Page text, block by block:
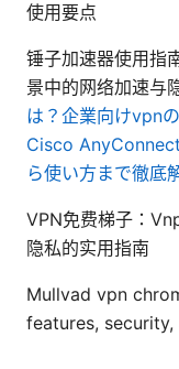
使用要点
锤子加速器使用指
景中的网络加速与
は？企業向けvpn
Cisco
ら使い方まで徹底
VPN免费梯子：
隐私的实用指南
Mullvad vpn
features,